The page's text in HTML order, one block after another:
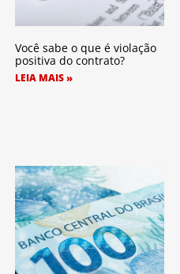
Você sabe o que é violação
positiva do contrato?
LEIA MAIS »